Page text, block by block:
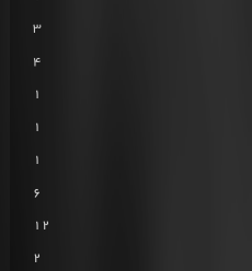
3
4
1
1
1
6
12
2